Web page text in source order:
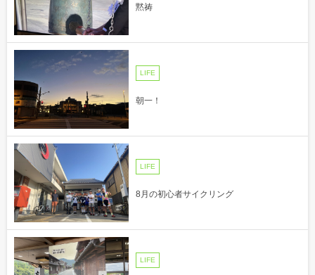
黙祷
LIFE
朝一！
LIFE
8月の初心者サイクリング
LIFE